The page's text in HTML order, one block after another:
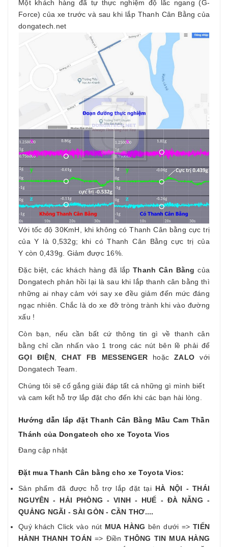
Một khách hàng đã tự thực nghiệm độ lắc ngang (G-
Force) của xe trước và sau khi lắp Thanh Cân Bằng của
dongatech.net
Với tốc độ 30KmH, khi không có Thanh Cân bằng cực trị
của Y là 0,532g; khi có Thanh Cân Bằng cực trị của
Y còn 0,439g. Giảm được 16%.
Đặc biệt, các khách hàng đã lắpThanh Cân Bằng của
Dongatech phản hồi lại là sau khi lắp thanh cân bằng thì
những ai nhạy cảm với say xe đều giảm đến mức đáng
ngạc nhiên. Chắc là do xe đỡ tròng trành khi vào đường
xấu !
Còn bạn, nếu cần bất cứ thông tin gì về thanh cân
bằng chỉ cần nhấn vào 1 trong các nút bên lề phải để
GỌI ĐIỆN,CHAT FB MESSENGER hoặcZALO với
Dongatech Team.
Chúng tôi sẽ cố gắng giải đáp tất cả những gì mình biết
và cam kết hỗ trợ lắp đặt cho đến khi các bạn hài lòng.
Hướng dẫn lắp đặt Thanh Cân Bằng Mầu Cam Thần
Thánh của Dongatech cho xe Toyota Vios
Đang cập nhật
Đặt mua Thanh Cân bằng cho xe Toyota Vios:
Sản phẩm đã được hỗ trợ lắp đặt tại HÀ NỘI - THÁI
NGUYÊN - HẢI PHÒNG - VINH - HUẾ - ĐÀ NẴNG -
QUẢNG NGÃI - SÀI GÒN - CẦN THƠ....
Quý khách Click vào nút MUA HÀNG bên dưới => TIẾN
HÀNH THANH TOÁN=> ĐiềnTHÔNG TIN MUA HÀNG